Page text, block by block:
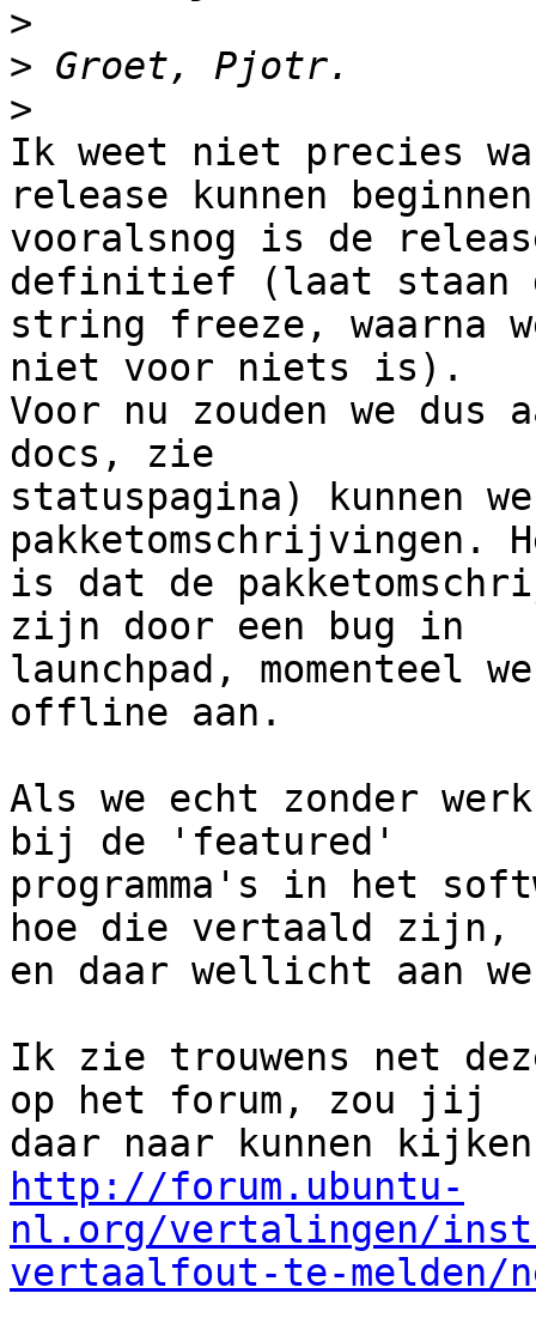
>
>
>
Ik weet niet precies
release kunnen
vooralsnog is de
definitief (laat staan
string freeze, waarna
niet voor niets is).
Voor nu zouden we dus
docs, zie
statuspagina) kunnen
pakketomschrijvingen.
is dat de
zijn door een bug in
launchpad, momenteel
offline aan.
Als we echt zonder
bij de 'featured'
programma's in het
hoe die vertaald zijn,
en daar wellicht aan
Ik zie trouwens net
op het forum, zou jij
http://forum.ubuntu-
nl.org/vertalingen/
vertaalfout-te-melden/